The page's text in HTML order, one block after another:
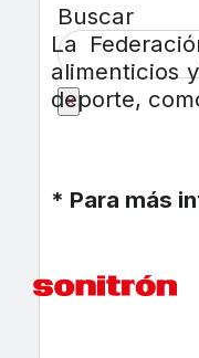
Buscar
×
La
alimenticios
deporte,
* Para más